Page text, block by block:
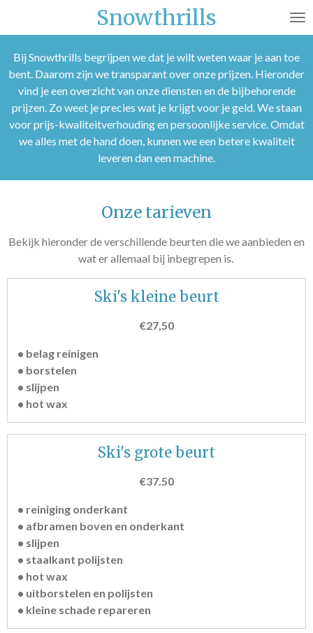
de
hoofdinhoud
Snowthrills
Bij Snowthrills begrijpen we dat je wilt weten waar je aan toe
bent. Daarom zijn we transparant over onze prijzen. Hieronder
vind je een overzicht van onze diensten en de bijbehorende
prijzen. Zo weet je precies wat je krijgt voor je geld. We staan
voor prijs-kwaliteitverhouding en persoonlijke service. Omdat
we alles met de hand doen, kunnen we een betere kwaliteit
leveren dan een machine.
Onze tarieven
Bekijk hieronder de verschillende beurten die we aanbieden en
wat er allemaal bij inbegrepen is.
Ski's kleine beurt
€27,50
• belag reinigen
• borstelen
• slijpen
• hot wax
Ski's grote beurt
€37.50
• reiniging onderkant
• afbramen boven en onderkant
• slijpen
• staalkant polijsten
• hot wax
• uitborstelen en polijsten
• kleine schade repareren